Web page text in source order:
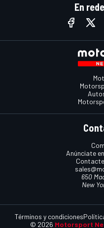
En
Anúnciate
650
New
© 2026 Motorsport
Términos y condiciones